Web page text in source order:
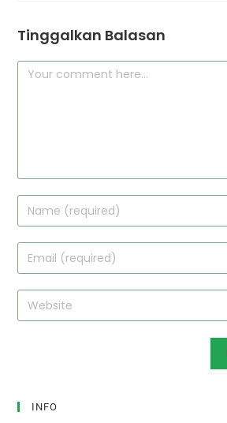
Tinggalkan Balasan
INFO